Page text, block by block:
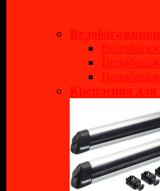
Велобагажники
Крепления для